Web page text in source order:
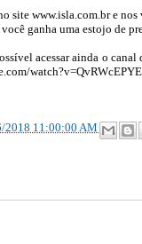
site www.isla.com.br e
ganha uma estojo de
acessar ainda o canal
2018 11:00:00 AM